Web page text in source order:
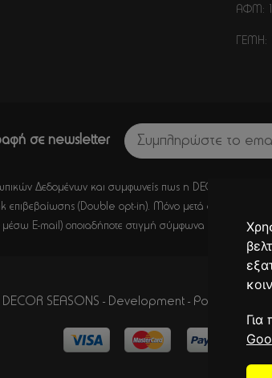
Για
ΑΦΜ:
ΓΕΜΗ:
σε newsletter
Δεδομένων και συμφωνείς πως η DECORSEASONS
επιβεβαίωσης (Double opt-in). Μόνο μετά από κλικ σε
E-mail) οποιαδήποτε στιγμή σύμφωνα με όσα
SEASONS - Development - Powered by